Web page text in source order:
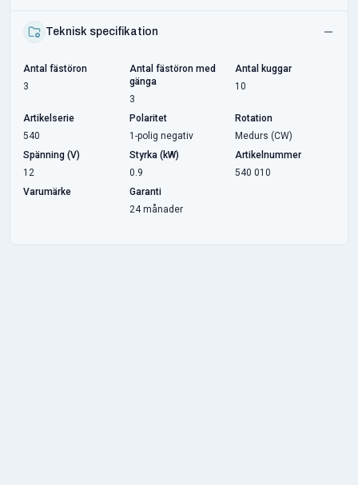
Teknisk specifikation
Antal fästöron
3
Antal fästöron med
gänga
3
Antal kuggar
10
Artikelserie
540
Polaritet
1-polig negativ
Rotation
Medurs (CW)
Spänning (V)
12
Styrka (kW)
0.9
Artikelnummer
540 010
Varumärke
Garanti
24 månader